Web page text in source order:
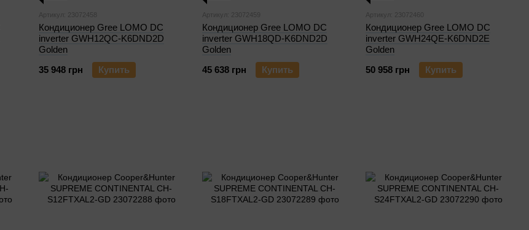
Артикул: 23072458
Кондиционер Gree LOMO DC
inverter GWH12QC-K6DND2D
Golden
35 948 грн
Купить
Артикул: 23072459
Кондиционер Gree LOMO DC
inverter GWH18QD-K6DND2D
Golden
45 638 грн
Купить
Артикул: 23072460
Кондиционер Gree LOMO DC
inverter GWH24QE-K6DND2E
Golden
50 958 грн
Купить